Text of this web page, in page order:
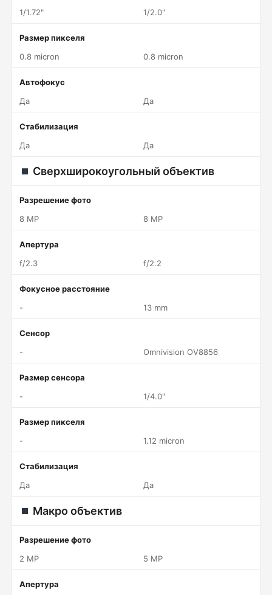
1/1.72"
1/2.0"
Размер пикселя
0.8 micron
0.8 micron
Автофокус
Да
Да
Стабилизация
Да
Да
Сверхширокоугольный объектив
Разрешение фото
8 MP
8 MP
Апертура
f/2.3
f/2.2
Фокусное расстояние
-
13 mm
Сенсор
-
Omnivision OV8856
Размер сенсора
-
1/4.0"
Размер пикселя
-
1.12 micron
Стабилизация
Да
Да
Макро объектив
Разрешение фото
2 MP
5 MP
Апертура